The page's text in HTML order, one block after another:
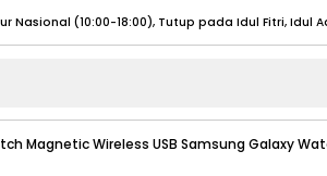
- Minggu (08:00 - 20:00), Tutup pada Idul Fitri
Libur Nasional (08:00 - 17:00)Selengkapnya
Magnetic Wireless USB Samsung Galaxy